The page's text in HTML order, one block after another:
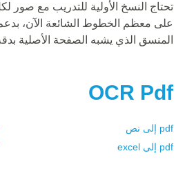
تحتاج النسخ الأولية للتدريب مع
على معظم الخطوط الشائعة الآن،
المنسق الذي يشبه الصفحة الأصلية
OCR Pdf
pdf إلى نص
pdf إلى excel